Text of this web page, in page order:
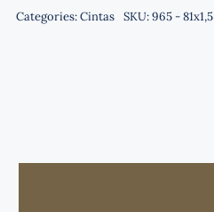
Categories:Cintas SKU:965 - 81x1,5